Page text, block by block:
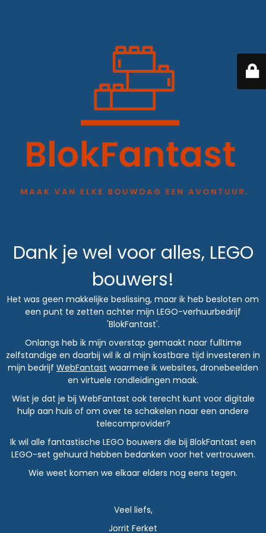
Dank je wel voor alles, LEGO
bouwers!
Het was geen makkelijke beslissing, maar ik heb besloten om
een punt te zetten achter mijn LEGO-verhuurbedrijf
'BlokFantast'.
Onlangs heb ik mijn overstap gemaakt naar fulltime
zelfstandige en daarbij wil ik al mijn kostbare tijd investeren in
mijn bedrijf WebFantast waarmee ik websites, dronebeelden
en virtuele rondleidingen maak.
Wist je dat je bij WebFantast ook terecht kunt voor digitale
hulp aan huis of om over te schakelen naar een andere
telecomprovider?
Ik wil alle fantastische LEGO bouwers die bij BlokFantast een
LEGO-set gehuurd hebben bedanken voor het vertrouwen.
Wie weet komen we elkaar elders nog eens tegen.
Veel liefs,
Jorrit Ferket